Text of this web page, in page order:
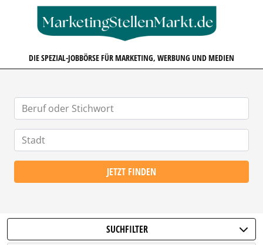
DIE SPEZIAL-JOBBÖRSE FÜR MARKETING, WERBUNG UND MEDIEN
JETZT FINDEN
SUCHFILTER